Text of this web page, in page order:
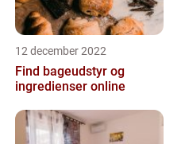
12 december 2022
Find bageudstyr og
ingredienser online